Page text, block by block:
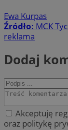
Ewa Kurpas
Źródło: MCK
reklama
Dodaj
Akceptuję
oraz politykę